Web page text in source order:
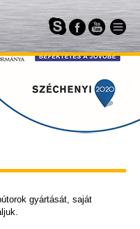
gyártását, saját